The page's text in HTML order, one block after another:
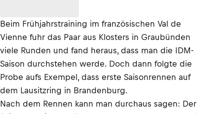
Beim Frühjahrstraining im französischen Val de
Vienne fuhr das Paar aus Klosters in Graubünden
viele Runden und fand heraus, dass man die IDM-
Saison durchstehen werde. Doch dann folgte die
Probe aufs Exempel, dass erste Saisonrennen auf
dem Lausitzring in Brandenburg.
Nach dem Rennen kann man durchaus sagen: Der